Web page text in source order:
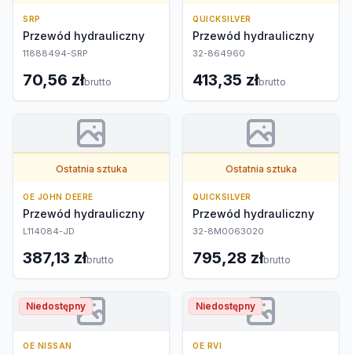
SRP
Przewód hydrauliczny
11888494-SRP
70,56 złbrutto
QUICKSILVER
Przewód hydrauliczny
32-864960
413,35 złbrutto
Ostatnia sztuka
OE JOHN DEERE
Przewód hydrauliczny
L114084-JD
387,13 złbrutto
Ostatnia sztuka
QUICKSILVER
Przewód hydrauliczny
32-8M0063020
795,28 złbrutto
Niedostępny
OE NISSAN
Niedostępny
OE RVI